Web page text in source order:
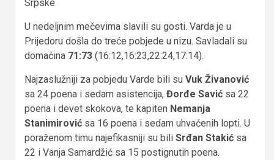
Srpske
U nedeljnim mečevima slavili su gosti. Varda je u
Prijedoru došla do treće pobjede u nizu. Savladali su
domaćina 71:73 (16:12,16:23,22:24,17:14).
Najzaslužniji za pobjedu Varde bili su Vuk Živanović
sa 24 poena i sedam asistencija, Đorđe Savić sa 22
poena i devet skokova, te kapiten Nemanja
Stanimirović sa 16 poena i sedam uhvaćenih lopti. U
poraženom timu najefikasniji su bili Srđan Stakić sa
22 i Vanja Samardžić sa 15 postignutih poena.